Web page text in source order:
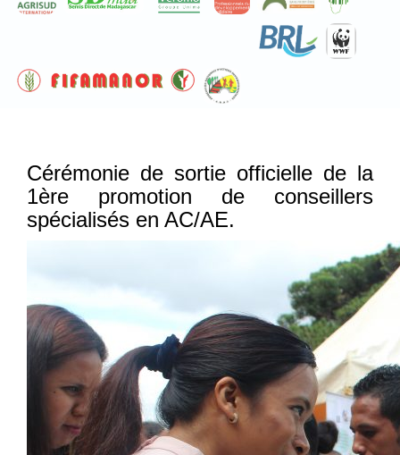
Cérémonie de sortie officielle de la
1ère promotion de conseillers
spécialisés en AC/AE.